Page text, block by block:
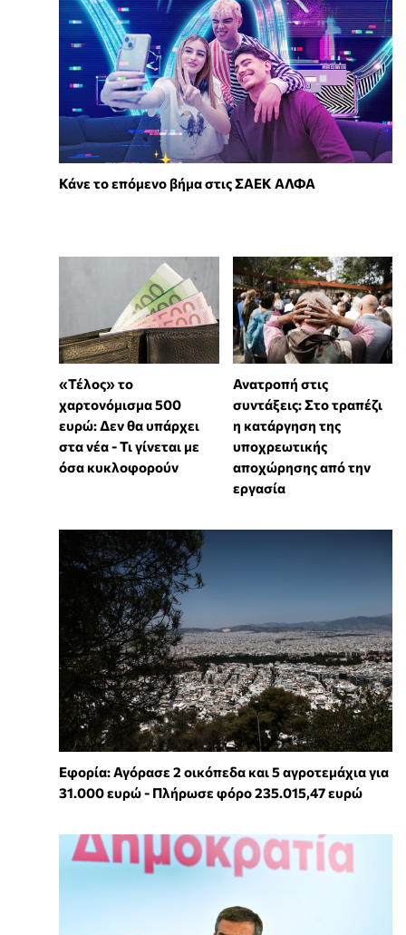
Κάνε το επόμενο βήμα στις ΣΑΕΚ ΑΛΦΑ
«Τέλος» το
χαρτονόμισμα 500
ευρώ: Δεν θα υπάρχει
στα νέα - Τι γίνεται με
όσα κυκλοφορούν
Ανατροπή στις
συντάξεις: Στο τραπέζι
η κατάργηση της
υποχρεωτικής
αποχώρησης από την
εργασία
Εφορία: Αγόρασε 2 οικόπεδα και 5 αγροτεμάχια για
31.000 ευρώ - Πλήρωσε φόρο 235.015,47 ευρώ